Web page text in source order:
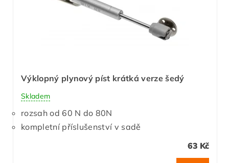
Výklopný plynový píst krátká verze šedý
Skladem
rozsah od 60 N do 80N
kompletní příslušenství v sadě
63 Kč